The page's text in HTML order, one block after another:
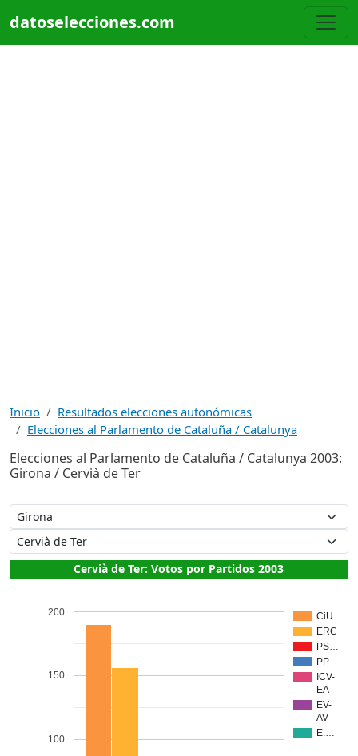
datoselecciones.com
Inicio
Resultados elecciones autonómicas
Elecciones al Parlamento de Cataluña / Catalunya
Elecciones al Parlamento de Cataluña / Catalunya 2003:
Girona / Cervià de Ter
Cervià de Ter: Votos por Partidos 2003
CiU
ERC
PS…
PP
ICV-
EA
EV-
AV
E.…
100
150
200